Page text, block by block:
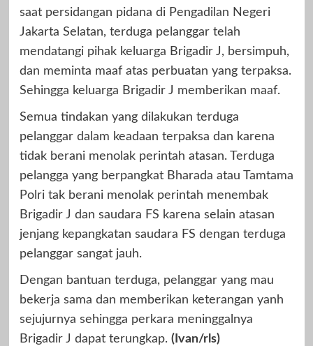
saat persidangan pidana di Pengadilan Negeri
Jakarta Selatan, terduga pelanggar telah
mendatangi pihak keluarga Brigadir J, bersimpuh,
dan meminta maaf atas perbuatan yang terpaksa.
Sehingga keluarga Brigadir J memberikan maaf.
Semua tindakan yang dilakukan terduga
pelanggar dalam keadaan terpaksa dan karena
tidak berani menolak perintah atasan. Terduga
pelangga yang berpangkat Bharada atau Tamtama
Polri tak berani menolak perintah menembak
Brigadir J dan saudara FS karena selain atasan
jenjang kepangkatan saudara FS dengan terduga
pelanggar sangat jauh.
Dengan bantuan terduga, pelanggar yang mau
bekerja sama dan memberikan keterangan yanh
sejujurnya sehingga perkara meninggalnya
Brigadir J dapat terungkap. (Ivan/rls)